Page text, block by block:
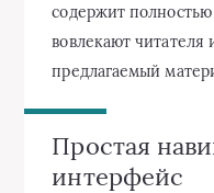
содержит полностью
вовлекают
предлагаемый
Простая
интерфейс